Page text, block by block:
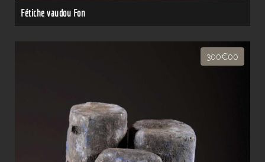
Fétiche vaudou Fon
300€00